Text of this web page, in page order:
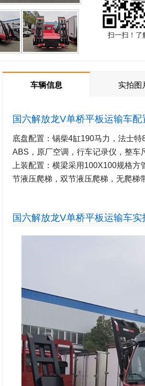
扫一扫！了
车辆信息 实拍图
国六解放龙V单桥平板运输车配
底盘配置：锡柴4缸190马力，法士
ABS，原厂空调，行车记录仪，整车
上装配置：横梁采用100X100规格
节液压爬梯，双节液压爬梯，无爬梯
国六解放龙V单桥平板运输车实